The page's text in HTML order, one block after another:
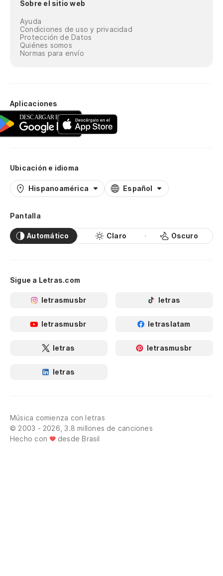
Sobre el sitio web
Ayuda
Condiciones de uso y privacidad
Protección de Datos
Quiénes somos
Normas para envío
Aplicaciones
Ubicación e idioma
Hispanoamérica Español
Pantalla
Automático Claro Oscuro
Sigue a Letras.com
letrasmusbr letras
letrasmusbr letraslatam
letras letrasmusbr
letras
Música comienza con letras
© 2003 - 2026, 3.8 millones de canciones
Hecho con
desde Brasil